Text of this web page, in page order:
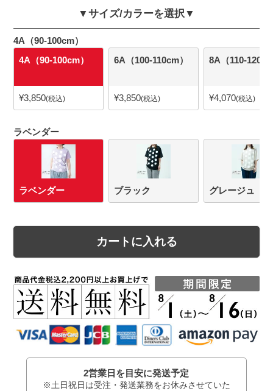
▼サイズ/カラーを選択▼
4A（90-100cm）
4A（90-100cm）
¥3,850 税込
6A（100-110cm）
¥3,850 税込
8A（110-
¥4,070 税込
ラベンダー
ラベンダー ブラック グレージュ
カートに入れる
2営業日を目安に発送予定
※土日祝日は受注・発送業務をお休みさせていた